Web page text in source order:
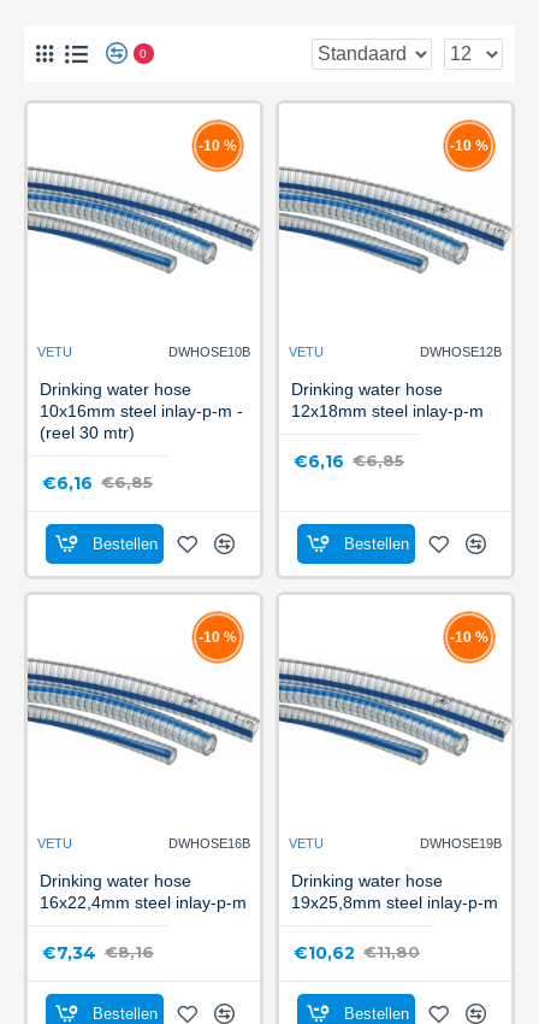
0
-10 %
VETU DWHOSE10B
Drinking water hose
10x16mm steel inlay-p-m -
(reel 30 mtr)
€6,16 €6,85
Bestellen
-10 %
VETU DWHOSE12B
Drinking water hose
12x18mm steel inlay-p-m
€6,16 €6,85
Bestellen
-10 %
VETU DWHOSE16B
Drinking water hose
16x22,4mm steel inlay-p-m
€7,34 €8,16
Bestellen
-10 %
VETU DWHOSE19B
Drinking water hose
19x25,8mm steel inlay-p-m
€10,62 €11,80
Bestellen